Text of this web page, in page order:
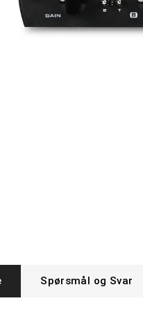
Spørsmål og Svar